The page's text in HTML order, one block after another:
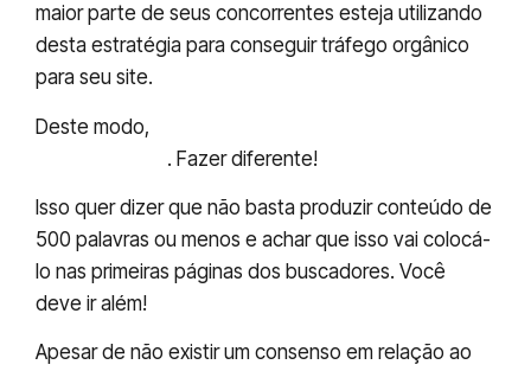
maior parte de seus concorrentes esteja utilizando
desta estratégia para conseguir tráfego orgânico
para seu site.
Deste modo,
. Fazer diferente!
Isso quer dizer que não basta produzir conteúdo de
500 palavras ou menos e achar que isso vai colocá-
lo nas primeiras páginas dos buscadores. Você
deve ir além!
Apesar de não existir um consenso em relação ao